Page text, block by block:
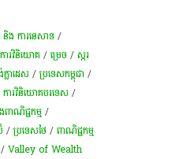
ង​ ការ​នេ​សាទ​/
ការវិនិយោគ/ម្រេច​/​ស្ករ
លាដេស/ប្រទេសកម្ពុជា /
ការវិនិយោគបរទេស/
ាណិជ្ជកម្ម/
/ប្រទេសថៃ /ពាណិជ្ជកម្ម
/Valley of Wealth